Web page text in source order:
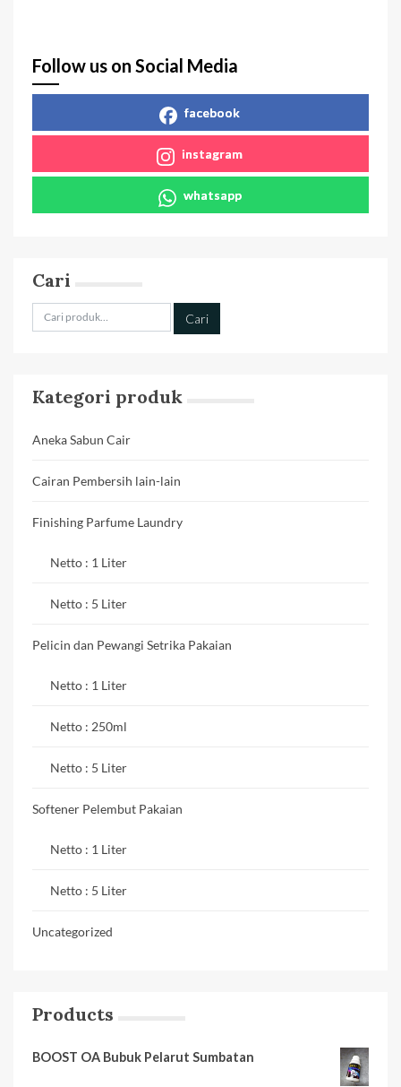
Follow us on Social Media
facebook
instagram
whatsapp
Cari
Pencarian
untuk:
Cari
Kategori produk
Aneka Sabun Cair
Cairan Pembersih lain-lain
Finishing Parfume Laundry
Netto : 1 Liter
Netto : 5 Liter
Pelicin dan Pewangi Setrika Pakaian
Netto : 1 Liter
Netto : 250ml
Netto : 5 Liter
Softener Pelembut Pakaian
Netto : 1 Liter
Netto : 5 Liter
Uncategorized
Products
BOOST OA Bubuk Pelarut Sumbatan